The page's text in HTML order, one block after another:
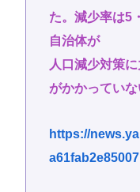
た。減少率は5
自治体が
人口減少対策
がかかっていな
https://